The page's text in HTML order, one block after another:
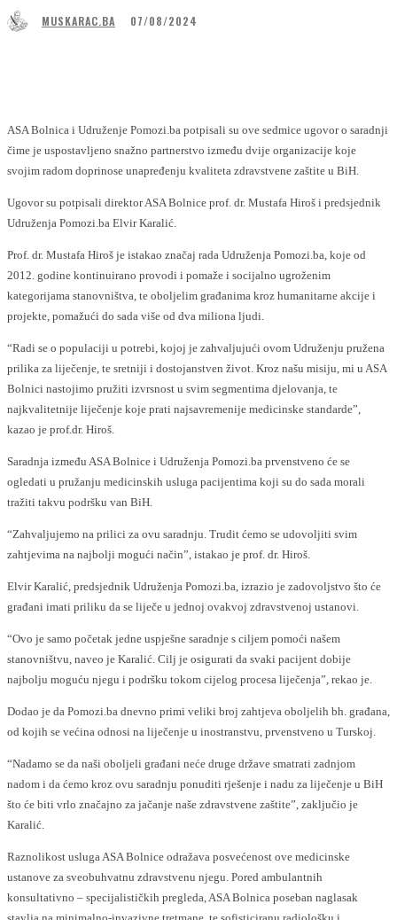
MUSKARAC.BA 07/08/2024
ASA Bolnica i Udruženje Pomozi.ba potpisali su ove sedmice ugovor o saradnji
čime je uspostavljeno snažno partnerstvo između dvije organizacije koje
svojim radom doprinose unapređenju kvaliteta zdravstvene zaštite u BiH.
Ugovor su potpisali direktor ASA Bolnice prof. dr. Mustafa Hiroš i predsjednik
Udruženja Pomozi.ba Elvir Karalić.
Prof. dr. Mustafa Hiroš je istakao značaj rada Udruženja Pomozi.ba, koje od
2012. godine kontinuirano provodi i pomaže i socijalno ugroženim
kategorijama stanovništva, te oboljelim građanima kroz humanitarne akcije i
projekte, pomažući do sada više od dva miliona ljudi.
“Radi se o populaciji u potrebi, kojoj je zahvaljujući ovom Udruženju pružena
prilika za liječenje, te sretniji i dostojanstven život. Kroz našu misiju, mi u ASA
Bolnici nastojimo pružiti izvrsnost u svim segmentima djelovanja, te
najkvalitetnije liječenje koje prati najsavremenije medicinske standarde”,
kazao je prof.dr. Hiroš.
Saradnja između ASA Bolnice i Udruženja Pomozi.ba prvenstveno će se
ogledati u pružanju medicinskih usluga pacijentima koji su do sada morali
tražiti takvu podršku van BiH.
“Zahvaljujemo na prilici za ovu saradnju. Trudit ćemo se udovoljiti svim
zahtjevima na najbolji mogući način”, istakao je prof. dr. Hiroš.
Elvir Karalić, predsjednik Udruženja Pomozi.ba, izrazio je zadovoljstvo što će
građani imati priliku da se liječe u jednoj ovakvoj zdravstvenoj ustanovi.
“Ovo je samo početak jedne uspješne saradnje s ciljem pomoći našem
stanovništvu, naveo je Karalić. Cilj je osigurati da svaki pacijent dobije
najbolju moguću njegu i podršku tokom cijelog procesa liječenja”, rekao je.
Dodao je da Pomozi.ba dnevno primi veliki broj zahtjeva oboljelih bh. građana,
od kojih se većina odnosi na liječenje u inostranstvu, prvenstveno u Turskoj.
“Nadamo se da naši oboljeli građani neće druge države smatrati zadnjom
nadom i da ćemo kroz ovu saradnju ponuditi rješenje i nadu za liječenje u BiH
što će biti vrlo značajno za jačanje naše zdravstvene zaštite”, zaključio je
Karalić.
Raznolikost usluga ASA Bolnice odražava posvećenost ove medicinske
ustanove za sveobuhvatnu zdravstvenu njegu. Pored ambulantnih
konsultativno – specijalističkih pregleda, ASA Bolnica poseban naglasak